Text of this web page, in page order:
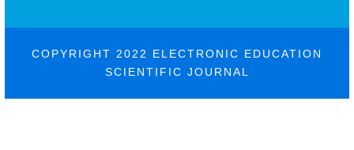
COPYRIGHT 2022 ELECTRONIC EDUCATION
SCIENTIFIC JOURNAL